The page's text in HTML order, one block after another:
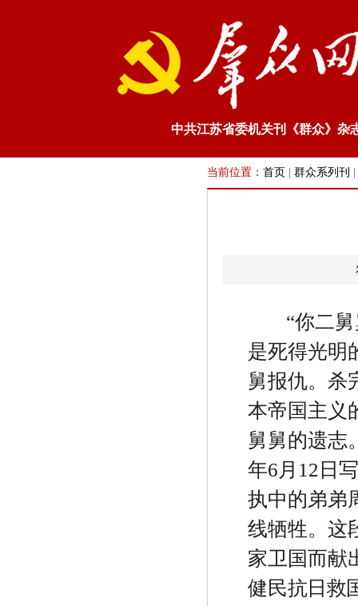
中共江苏省委机关刊《群众》杂
当前位置： 首页 群众系列刊
“你二
是死得光明
舅报仇。杀
本帝国主义
舅舅的遗志
年6 月 12 日
执中的弟弟
线牺牲。这
家卫国而献
健民抗日救